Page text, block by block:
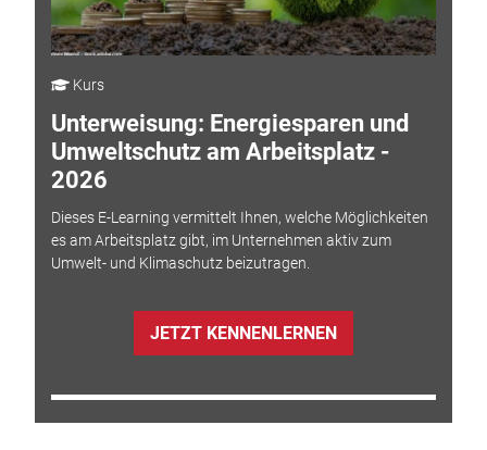
Kurs
Unterweisung: Energiesparen und
Umweltschutz am Arbeitsplatz -
2026
Dieses E-Learning vermittelt Ihnen, welche Möglichkeiten
es am Arbeitsplatz gibt, im Unternehmen aktiv zum
Umwelt- und Klimaschutz beizutragen.
JETZT KENNENLERNEN